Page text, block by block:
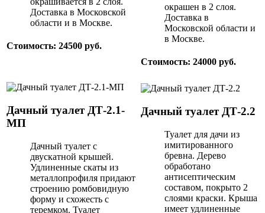
Доставка в Московской
области и в Москве.
Стоимость: 24500 руб.
окрашен в 2 слоя.
Доставка в
Московской области и
в Москве.
Стоимость: 24000 руб.
Дачный туалет ДТ-2.1-
МП
Дачный туалет с
двускатной крышей.
Удлиненные скаты из
металлопрофиля придают
строению ромбовидную
форму и схожесть с
теремком. Туалет
Дачный туалет ДТ-2.2
Туалет для дачи из
имитированного
бревна. Дерево
обработано
антисептическим
составом, покрыто 2
слоями краски. Крыша
имеет удлиненные